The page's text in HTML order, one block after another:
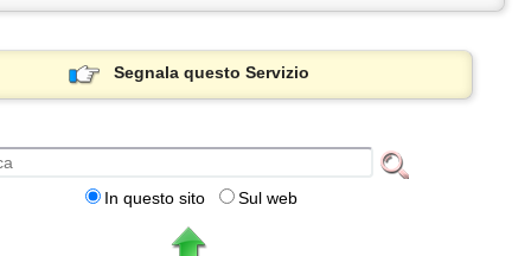
Segnala questo Servizio
In questo sito Sul web